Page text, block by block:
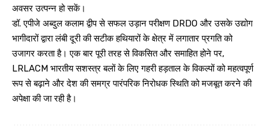
अवसर उत्पन्न हो सकें।
डॉ. एपीजे अब्दुल कलाम द्वीप से सफल उड़ान परीक्षण DRDO और उसके उद्योग
भागीदारों द्वारा लंबी दूरी की सटीक हथियारों के क्षेत्र में लगातार प्रगति को
उजागर करता है। एक बार पूरी तरह से विकसित और समाहित होने पर,
LRLACM भारतीय सशस्त्र बलों के लिए गहरी हड़ताल के विकल्पों को महत्वपूर्ण
रूप से बढ़ाने और देश की समग्र पारंपरिक निरोधक स्थिति को मजबूत करने की
अपेक्षा की जा रही है।